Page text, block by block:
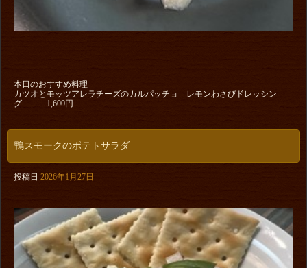
本日のおすすめ料理
カツオとモッツアレラチーズのカルパッチョ レモンわさびドレッシン
グ 1,600円
鴨スモークのポテトサラダ
投稿日 2026年1月27日